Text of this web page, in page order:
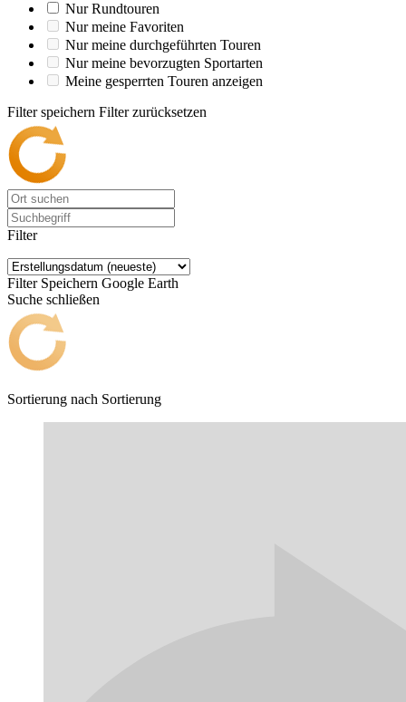
Nur Rundtouren
Nur meine Favoriten
Nur meine durchgeführten Touren
Nur meine bevorzugten Sportarten
Meine gesperrten Touren anzeigen
Filter speichern Filter zurücksetzen
Filter
Filter Speichern Google Earth
Suche schließen
Sortierung nach Sortierung